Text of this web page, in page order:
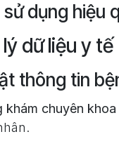
dụng hiệu
dữ liệu y tế
thông tin
khám chuyên khoa